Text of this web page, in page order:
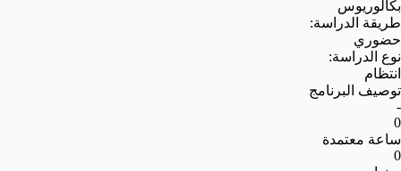
بكالوريوس
طريقة الدراسة:
حضوري
نوع الدراسة:
انتظام
توصيف البرنامج
-
0
ساعة معتمدة
0